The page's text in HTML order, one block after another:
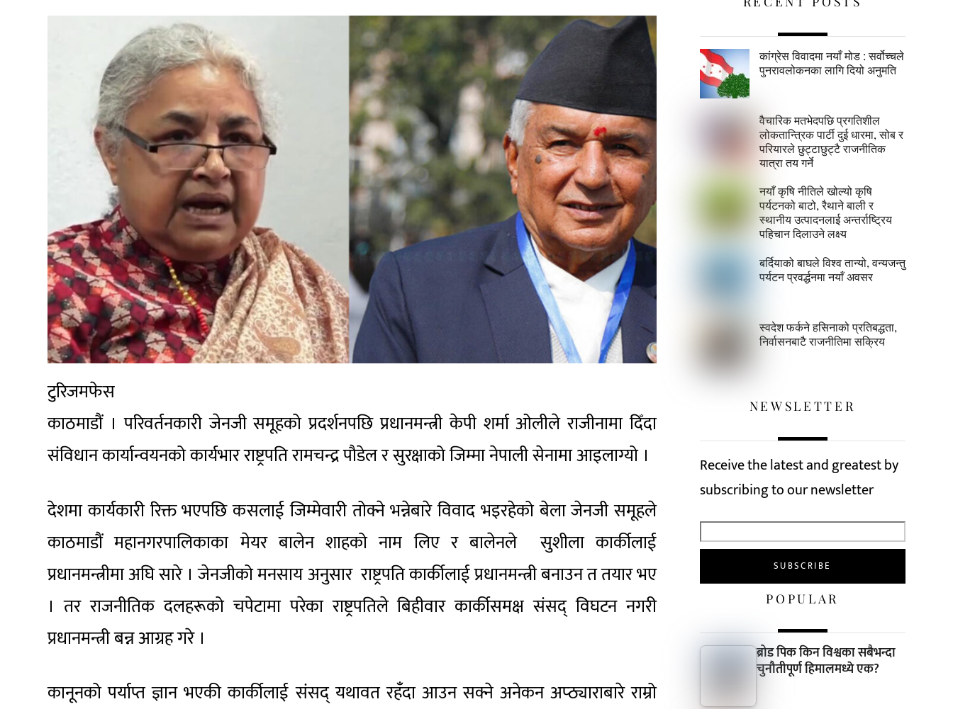
टुरिजमफेस
काठमाडौं । परिवर्तनकारी जेनजी समूहको प्रदर्शनपछि प्रधानमन्त्री केपी शर्मा ओलीले राजीनामा दिँदा
संविधान कार्यान्वयनको कार्यभार राष्ट्रपति रामचन्द्र पौडेल र सुरक्षाको जिम्मा नेपाली सेनामा आइलाग्यो ।
देशमा कार्यकारी रिक्त भएपछि कसलाई जिम्मेवारी तोक्ने भन्नेबारे विवाद भइरहेको बेला जेनजी समूहले
काठमाडौं महानगरपालिकाका मेयर बालेन शाहको नाम लिए र बालेनले सुशीला कार्कीलाई
प्रधानमन्त्रीमा अघि सारे । जेनजीको मनसाय अनुसार राष्ट्रपति कार्कीलाई प्रधानमन्त्री बनाउन त तयार भए
। तर राजनीतिक दलहरूको चपेटामा परेका राष्ट्रपतिले बिहीवार कार्कीसमक्ष संसद् विघटन नगरी
प्रधानमन्त्री बन्न आग्रह गरे ।
कानूनको पर्याप्त ज्ञान भएकी कार्कीलाई संसद् यथावत रहँदा आउन सक्ने अनेकन अप्ठ्याराबारे राम्रो
कांग्रेस विवादमा नयाँ मोड : सर्वोच्चले
पुनरावलोकनका लागि दियो अनुमति
वैचारिक मतभेदपछि प्रगतिशील
लोकतान्त्रिक पार्टी दुई धारमा, सोब र
परियारले छुट्टाछुट्टै राजनीतिक
यात्रा तय गर्ने
नयाँ कृषि नीतिले खोल्यो कृषि
पर्यटनको बाटो, रैथाने बाली र
स्थानीय उत्पादनलाई अन्तर्राष्ट्रिय
पहिचान दिलाउने लक्ष्य
बर्दियाको बाघले विश्व तान्यो, वन्यजन्तु
पर्यटन प्रवर्द्धनमा नयाँ अवसर
स्वदेश फर्कने हसिनाको प्रतिबद्धता,
निर्वासनबाटै राजनीतिमा सक्रिय
NEWSLETTER
Receive the latest and greatest by
subscribing to our newsletter
POPULAR
ब्रोड पिक किन विश्वका सबैभन्दा
चुनौतीपूर्ण हिमालमध्ये एक?